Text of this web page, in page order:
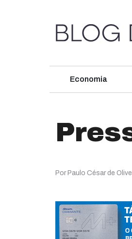
Economia
Por Paulo César de